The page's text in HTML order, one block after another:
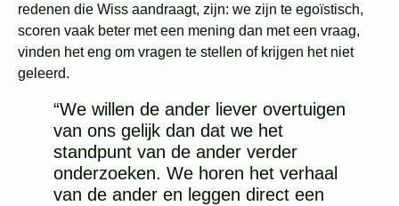
redenen die Wiss aandraagt, zijn: we zijn te egoïstisch,
scoren vaak beter met een mening dan met een vraag,
vinden het eng om vragen te stellen of krijgen het niet
geleerd.
“We willen de ander liever overtuigen
van ons gelijk dan dat we het
standpunt van de ander verder
onderzoeken. We horen het verhaal
van de ander en leggen direct een